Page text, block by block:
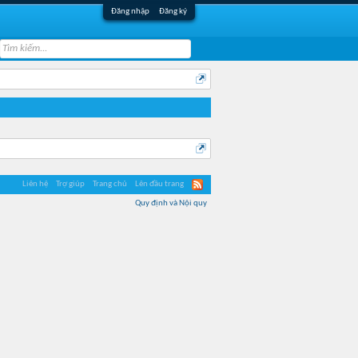
Đăng nhập Đăng ký
Liên hệ Trợ giúp Trang chủ Lên đầu trang
Quy định và Nội quy